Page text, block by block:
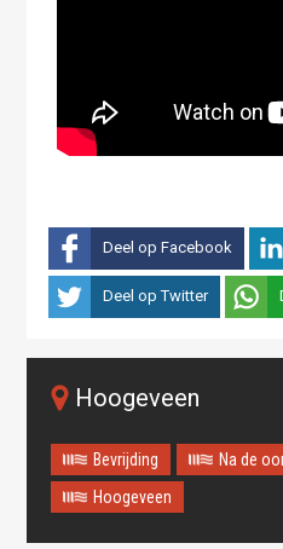
Deel op Facebook
Deel op Twitter
Hoogeveen
Bevrijding Na de
Hoogeveen